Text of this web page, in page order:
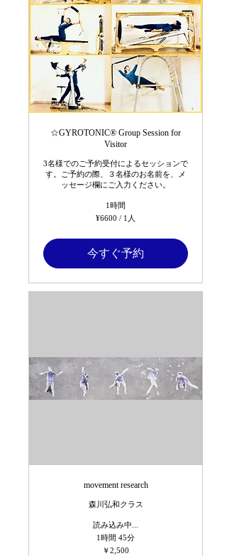
☆GYROTONIC®︎ Group Session for
Visitor
3名様でのご予約受付によるセッションで
す。ご予約の際、３名様のお名前を、メ
ッセージ欄にご入力ください。
1時間
人
¥6600 / 1人
今すぐ予約
movement research
森川弘和クラス
読み込み中...
1時間 45分
￥2,500